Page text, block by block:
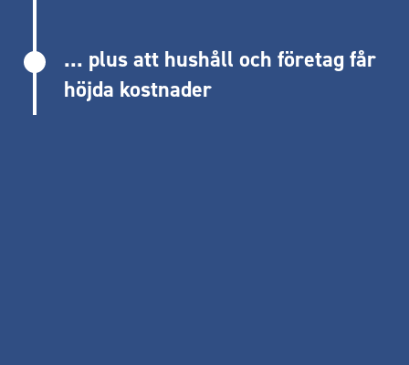
... plus att hushåll och företag får
höjda kostnader